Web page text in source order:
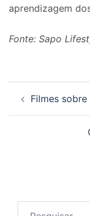
aprendizagem
Fonte: Sapo
de Filmes